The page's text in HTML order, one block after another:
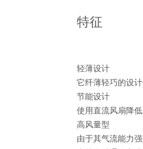
特征
轻薄设计
它纤薄轻巧的设
节能设计
使用直流风扇降
高风量型
由于其气流能力